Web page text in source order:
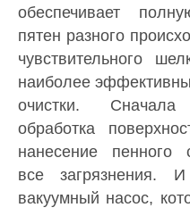
обеспечивает
пятен разного
чувствительного
наиболее
очистки.
обработка
нанесение пенного
все загрязнения.
вакуумный насос,